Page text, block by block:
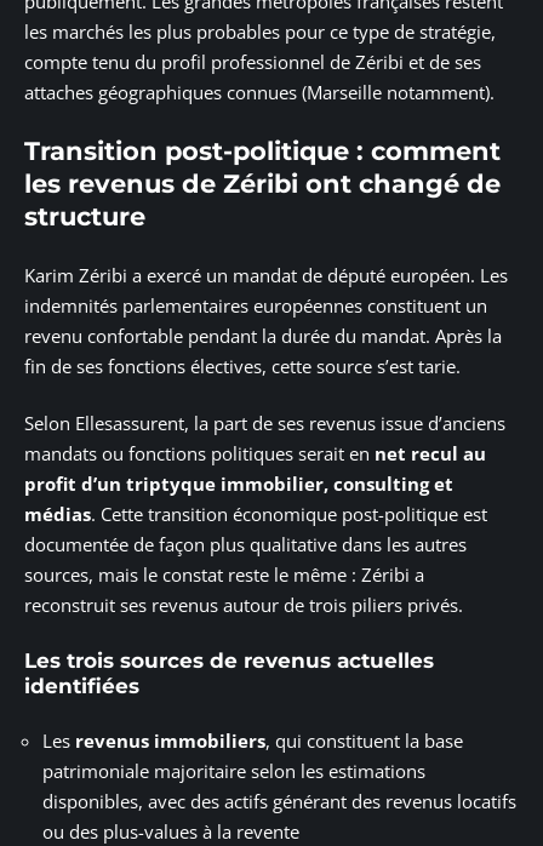
les marchés les plus probables pour ce type de stratégie,
compte tenu du profil professionnel de Zéribi et de ses
attaches géographiques connues (Marseille notamment).
Transition post-politique : comment
les revenus de Zéribi ont changé de
structure
Karim Zéribi a exercé un mandat de député européen. Les
indemnités parlementaires européennes constituent un
revenu confortable pendant la durée du mandat. Après la
fin de ses fonctions électives, cette source s’est tarie.
Selon Ellesassurent, la part de ses revenus issue d’anciens
mandats ou fonctions politiques serait en net recul au
profit d’un triptyque immobilier, consulting et
médias. Cette transition économique post-politique est
documentée de façon plus qualitative dans les autres
sources, mais le constat reste le même : Zéribi a
reconstruit ses revenus autour de trois piliers privés.
Les trois sources de revenus actuelles
identifiées
Les revenus immobiliers, qui constituent la base
patrimoniale majoritaire selon les estimations
disponibles, avec des actifs générant des revenus locatifs
ou des plus-values à la revente